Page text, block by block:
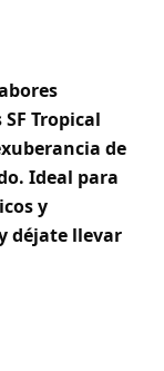
Tropical
de
Ideal para
y
déjate llevar